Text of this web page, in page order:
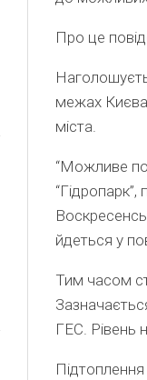
Про це
межах
міста.
“Можливе
йдеться у
Тим часом
ГЕС. Рівень